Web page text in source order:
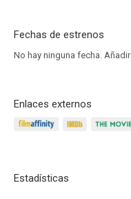
Fechas de estrenos
No hay ninguna fecha. Añadir
Enlaces externos
Estadísticas